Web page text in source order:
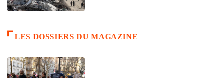
LES DOSSIERS DU MAGAZINE